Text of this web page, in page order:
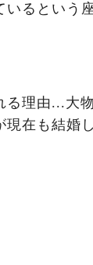
るという
る理由...大
現在も結婚